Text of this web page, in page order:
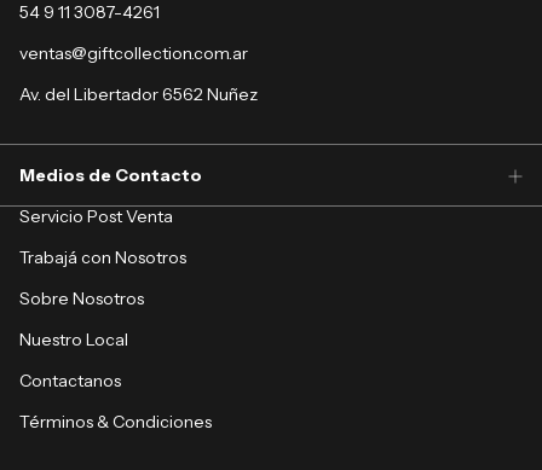
54 9 11 3087-4261
ventas@giftcollection.com.ar
Av. del Libertador 6562 Nuñez
Medios de Contacto
Servicio Post Venta
Trabajá con Nosotros
Sobre Nosotros
Nuestro Local
Contactanos
Términos & Condiciones